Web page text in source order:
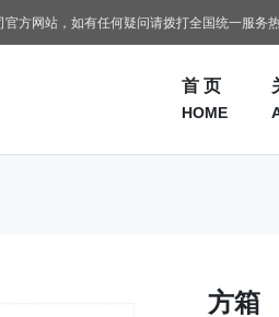
方网站，如有任何疑问请拨打全国统一服务
首 页
HOME
方箱